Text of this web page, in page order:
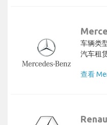
车辆类
汽车租
查看